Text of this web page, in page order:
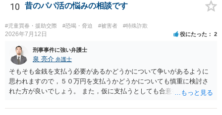
条及び第179条第2項において「性交等」という。）をした者は、婚姻
次に掲げる行為又は事由その他これらに類する行為又は事由により、
同意しない意思を形成し、表明し若しくは全うすることが困難な状態
は、婚姻関係の有無にかかわらず、6月以上10年以下の拘禁刑に処す
る。 ③アルコール若しくは薬物を摂取させること又はそれらの影響が
あること。 以上の通りですから、アルコール摂取だけでなく、「同意
しない意思を形成し、表明し若しくは全うすることが困難な状態」で
あることが必要です。
10 昔のパパ活の悩みの相談です
#児童買春・援助交際 #恐喝・脅迫 #被害者 #特殊詐欺
2026年7月12日 役にたった 2
刑事事件に強い弁護士
泉 亮介 弁護士
そもそも金銭を支払う必要があるかどうかについて争いがあるように
思われますので，５０万円を支払うかどうかについても慎重に検討さ
れた方が良いでしょう。 また，仮に支払うとしても合意書を交わし，
面を作成したうえで支払いをする必要があるでしょう。 一度弁護士に